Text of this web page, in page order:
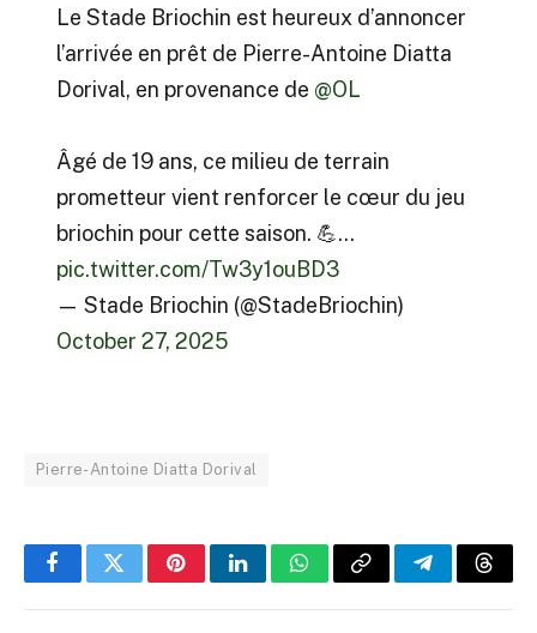
Le Stade Briochin est heureux d’annoncer
l’arrivée en prêt de Pierre-Antoine Diatta
Dorival, en provenance de @OL
Âgé de 19 ans, ce milieu de terrain
prometteur vient renforcer le cœur du jeu
briochin pour cette saison. 💪…
pic.twitter.com/Tw3y1ouBD3
— Stade Briochin (@StadeBriochin)
October 27, 2025
Pierre-Antoine Diatta Dorival
FacebookTwitterPinterestLinkedInWhatsApp
Copy
Telegram